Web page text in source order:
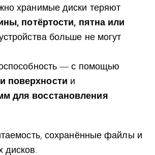
хранимые диски теряют
потёртости, пятна или
больше не могут
— с помощью
поверхности и
для восстановления
сохранённые файлы и
дисков.